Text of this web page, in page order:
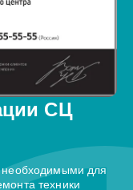
СЦ
необходимыми для
техники